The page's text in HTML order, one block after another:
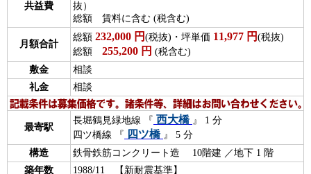
共益費
抜）
総額 賃料に含む (税含む)
月額合計
総額 232,000 円 (税抜)・坪単価 11,977 円 (税抜)
総額 255,200 円 (税含む)
敷金
相談
礼金
相談
最寄駅
長堀鶴見緑地線 『 西大橋 』 1 分
四ツ橋線 『 四ツ橋 』 5 分
構造
鉄骨鉄筋コンクリート造 10階建 ／地下 1 階
築年数
1988/11 【新耐震基準】